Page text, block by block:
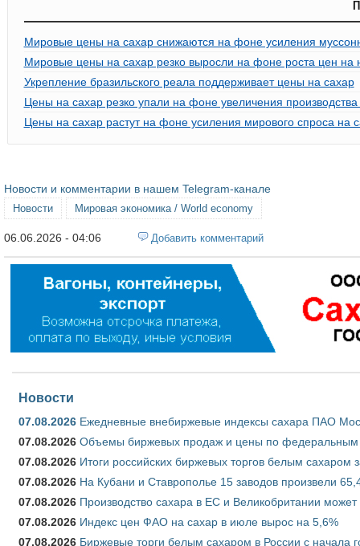
Мировые цены на сахар снижаются на фоне усиления
Мировые цены на сахар резко выросли на фоне роста цен на
Укрепление бразильского реала поддерживает цены на сахар
Цены на сахар резко упали на фоне увеличения
Цены на сахар растут на фоне усиления мирового спроса на
Новости и комментарии в нашем Telegram-канале
Новости Мировая экономика / World economy
06.06.2026 - 04:06 Добавить комментарий
Новости
07.08.2026 Ежедневные внебиржевые индексы сахара ПАО
07.08.2026 Объемы биржевых продаж и цены по федеральным
07.08.2026 Итоги российских биржевых торгов белым сахаром
07.08.2026 На Кубани и Ставрополье 15 заводов произвели
07.08.2026 Производство сахара в ЕС и Великобритании
07.08.2026 Индекс цен ФАО на сахар в июле вырос на 5,6%
07.08.2026 Биржевые торги белым сахаром в России с начала